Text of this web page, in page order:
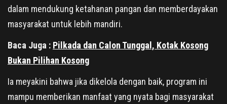
dalam mendukung ketahanan pangan dan memberdayakan
masyarakat untuk lebih mandiri.
Baca Juga : Pilkada dan Calon Tunggal, Kotak Kosong
Bukan Pilihan Kosong
Ia meyakini bahwa jika dikelola dengan baik, program ini
mampu memberikan manfaat yang nyata bagi masyarakat